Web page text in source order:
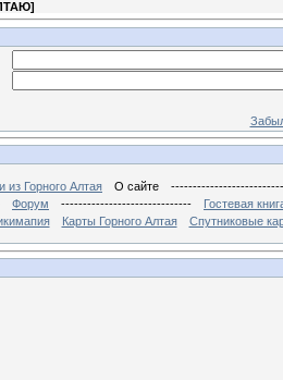
]
из Горного Алтая О сайте
Форум ------------------------------
Гостевая
Карты Горного Алтая Спутниковые